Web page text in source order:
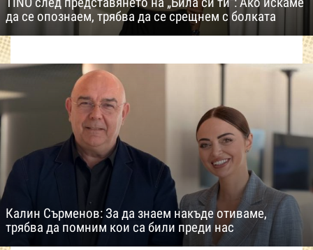
да се опознаем, трябва да се срещнем с болката
Калин Сърменов: За да знаем накъде отиваме,
трябва да помним кои са били преди нас